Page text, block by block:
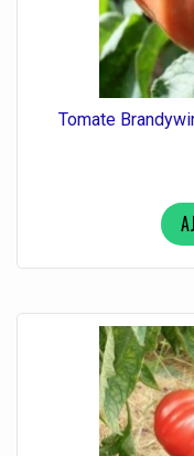
Tomate